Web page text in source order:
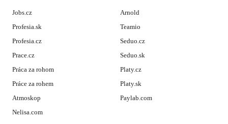
Jobs.cz
Profesia.sk
Profesia.cz
Prace.cz
Práca za rohom
Práce za rohem
Atmoskop
Nelisa.com
Arnold
Teamio
Seduo.cz
Seduo.sk
Platy.cz
Platy.sk
Paylab.com